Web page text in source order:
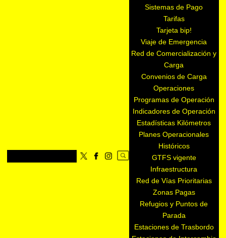
Sistemas de Pago
Tarifas
Tarjeta bip!
Viaje de Emergencia
Red de Comercialización y
Carga
Convenios de Carga
Operaciones
Programas de Operación
Indicadores de Operación
Estadísticas Kilómetros
Planes Operacionales
Históricos
GTFS vigente
Infraestructura
Red de Vías Prioritarias
Zonas Pagas
Refugios y Puntos de
Parada
Estaciones de Trasbordo